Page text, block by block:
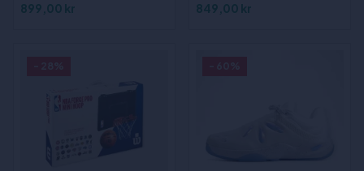
899,00 kr
849,00 kr